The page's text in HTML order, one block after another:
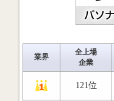
業界
全上場
企業
121位